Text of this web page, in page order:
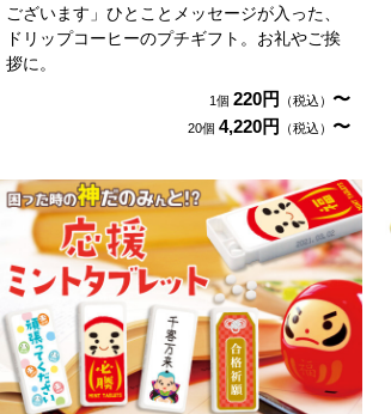
ございます」ひとことメッセージが入った、
ドリップコーヒーのプチギフト。お礼やご挨
拶に。
1個 220円 （税込） 〜
20個 4,220円 （税込） 〜